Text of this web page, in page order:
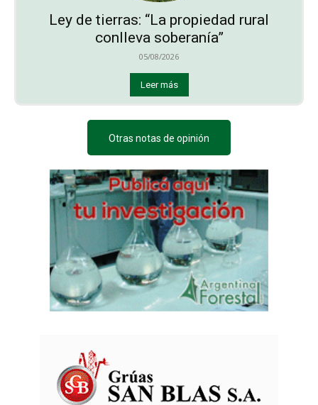
Ley de tierras: “La propiedad rural
conlleva soberanía”
05/08/2026
Leer más
Otras notas de opinión